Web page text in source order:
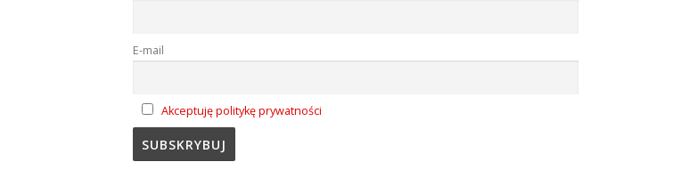
E-mail
Akceptuję politykę prywatności